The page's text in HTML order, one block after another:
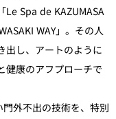
Le Spa de KAZUMASA
WAY」。その人
出し、アートのように
健康のアフプローチで
門外不出の技術を、特別